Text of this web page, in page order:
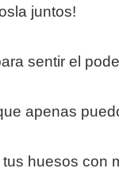
juntos!
sentir el
apenas
huesos con